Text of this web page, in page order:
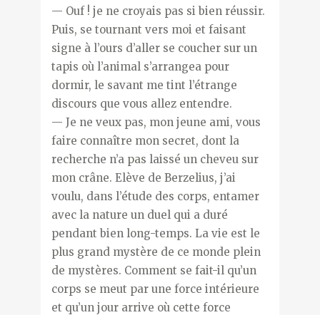
— Ouf ! je ne croyais pas si bien réussir.
Puis, se tournant vers moi et faisant
signe à l’ours d’aller se coucher sur un
tapis où l’animal s’arrangea pour
dormir, le savant me tint l’étrange
discours que vous allez entendre.
— Je ne veux pas, mon jeune ami, vous
faire connaître mon secret, dont la
recherche n’a pas laissé un cheveu sur
mon crâne. Elève de Berzelius, j’ai
voulu, dans l’étude des corps, entamer
avec la nature un duel qui a duré
pendant bien long-temps. La vie est le
plus grand mystère de ce monde plein
de mystères. Comment se fait-il qu’un
corps se meut par une force intérieure
et qu’un jour arrive où cette force